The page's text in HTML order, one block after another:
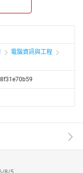
可用性专家、运营专
電腦資訊與工程